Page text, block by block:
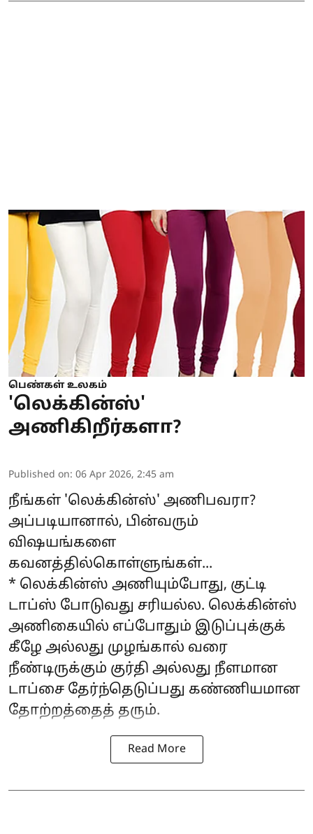
பெண்கள் உலகம்
'லெக்கின்ஸ்'
அணிகிறீர்களா?
Published on: 06 Apr 2026, 2:45 am
நீங்கள் 'லெக்கின்ஸ்' அணிபவரா?
அப்படியானால், பின்வரும்
விஷயங்களை
கவனத்தில்கொள்ளுங்கள்...
* லெக்கின்ஸ் அணியும்போது, குட்டி
டாப்ஸ் போடுவது சரியல்ல. லெக்கின்ஸ்
அணிகையில் எப்போதும் இடுப்புக்குக்
கீழே அல்லது முழங்கால் வரை
நீண்டிருக்கும் குர்தி அல்லது நீளமான
டாப்சை தேர்ந்தெடுப்பது கண்ணியமான
தோற்றத்தைத் தரும்.
Read More